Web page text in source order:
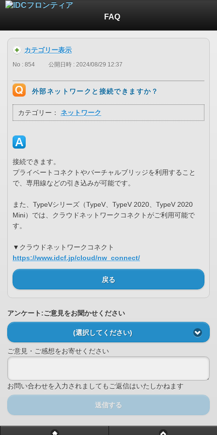
FAQ
カテゴリー表示
No : 854 公開日時 : 2024/08/29 12:37
外部ネットワークと接続できますか？
カテゴリー： ネットワーク
接続できます。
プライベートコネクトやバーチャルブリッジを利用すること
で、専用線などの引き込みが可能です。
また、TypeVシリーズ（TypeV、TypeV 2020、TypeV 2020
Mini）では、クラウドネットワークコネクトがご利用可能で
す。
▼クラウドネットワークコネクト
https://www.idcf.jp/cloud/nw_connect/
戻る
アンケート:ご意見をお聞かせください
(選択してください)
ご意見・ご感想をお寄せください
お問い合わせを入力されましてもご返信はいたしかねます
送信する